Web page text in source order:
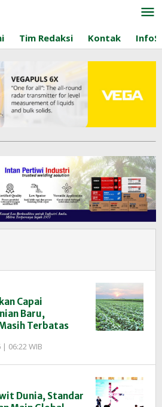
Tim Redaksi Kontak
Capai
Baru,
Terbatas
| 06:22 WIB
InfoSAWIT
Dunia, Standar